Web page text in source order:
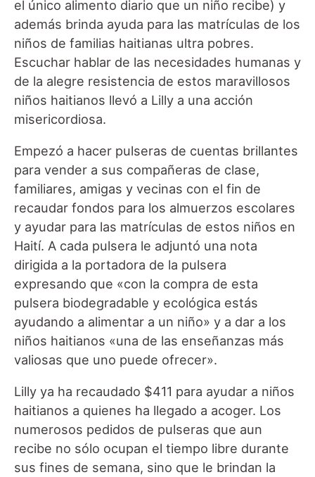
el único alimento diario que un niño recibe) y
además brinda ayuda para las matrículas de los
niños de familias haitianas ultra pobres.
Escuchar hablar de las necesidades humanas y
de la alegre resistencia de estos maravillosos
niños haitianos llevó a Lilly a una acción
misericordiosa.
Empezó a hacer pulseras de cuentas brillantes
para vender a sus compañeras de clase,
familiares, amigas y vecinas con el fin de
recaudar fondos para los almuerzos escolares
y ayudar para las matrículas de estos niños en
Haití. A cada pulsera le adjuntó una nota
dirigida a la portadora de la pulsera
expresando que «con la compra de esta
pulsera biodegradable y ecológica estás
ayudando a alimentar a un niño» y a dar a los
niños haitianos «una de las enseñanzas más
valiosas que uno puede ofrecer».
Lilly ya ha recaudado $411 para ayudar a niños
haitianos a quienes ha llegado a acoger. Los
numerosos pedidos de pulseras que aun
recibe no sólo ocupan el tiempo libre durante
sus fines de semana, sino que le brindan la